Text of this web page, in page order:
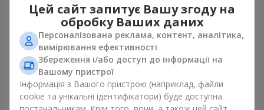
Букет "Чарівність ніжності"
3 499 грн
Композиція "Білосніжна
гармонія"
3 065 грн
Цей сайт запитує Вашу згоду на
обробку Ваших даних
Персоналізована реклама, контент, аналітика,
вимірювання ефективності
Збереження і/або доступ до інформації на
Вашому пристрої
Інформація з Вашого пристрою (наприклад, файли
cookie та унікальні ідентифікатори) буде доступна